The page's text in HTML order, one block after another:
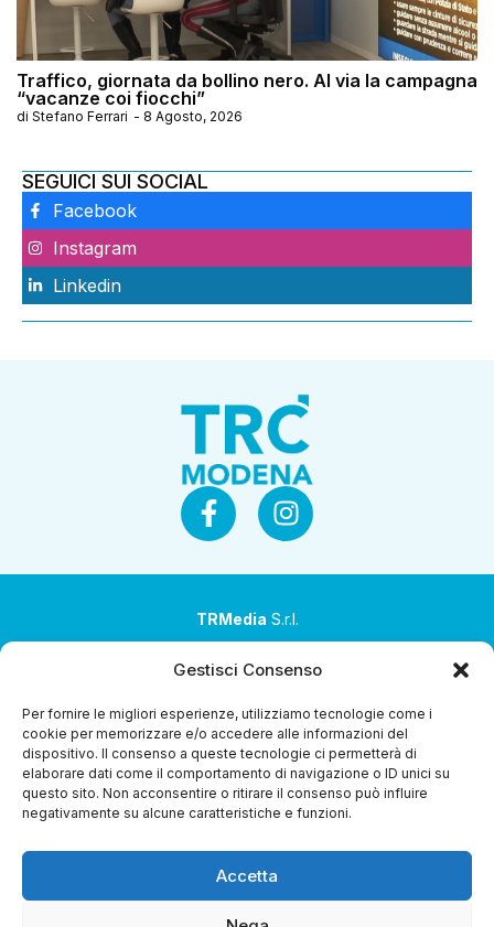
Gestisci Consenso
Per fornire le migliori esperienze, utilizziamo tecnologie come i
cookie per memorizzare e/o accedere alle informazioni del
dispositivo. Il consenso a queste tecnologie ci permetterà di
elaborare dati come il comportamento di navigazione o ID unici su
questo sito. Non acconsentire o ritirare il consenso può influire
negativamente su alcune caratteristiche e funzioni.
Accetta
Traffico, giornata da bollino nero. Al via la campagna
“vacanze coi fiocchi”
di Stefano Ferrari - 8 Agosto, 2026
SEGUICI SUI SOCIAL
Facebook
Instagram
Linkedin
TRMedia S.r.l.
coordinamento da parte di Coop Alleanza 3.0 Soc. Coop.
Sede legale: via Ragazzi del ’99 nr. 51 42124 Reggio Emilia
(RE)
P.Iva 00651840365
Home i Programmi Diretta Streaming Guida TV
Chi
Gerenza